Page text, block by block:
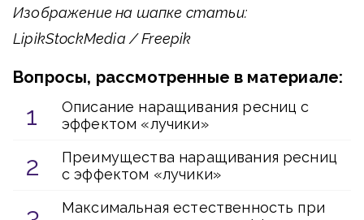
Изображение на шапке статьи:
LipikStockMedia / Freepik
Вопросы, рассмотренные в материале:
Описание наращивания ресниц с
эффектом «лучики»
Преимущества наращивания ресниц
с эффектом «лучики»
Максимальная естественность при